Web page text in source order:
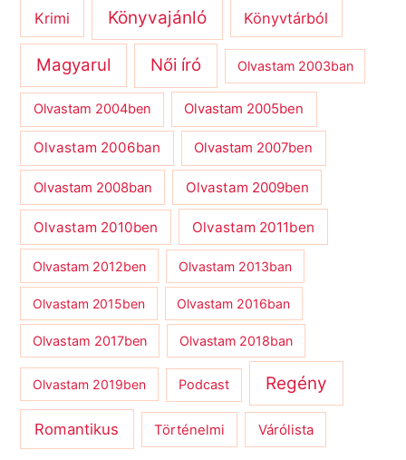
Krimi Könyvajánló Könyvtárból
Magyarul Női író Olvastam 2003ban
Olvastam 2004ben Olvastam 2005ben
Olvastam 2006ban Olvastam 2007ben
Olvastam 2008ban Olvastam 2009ben
Olvastam 2010ben Olvastam 2011ben
Olvastam 2012ben Olvastam 2013ban
Olvastam 2015ben Olvastam 2016ban
Olvastam 2017ben Olvastam 2018ban
Olvastam 2019ben Podcast Regény
Romantikus Történelmi Várólista